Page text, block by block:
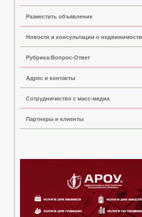
Разместить объявление
Новости и консультации о недвижимости
Рубрика:Вопрос-Ответ
Адрес и контакты
Сoтрудничество с масс-медиа
Партнеры и клиенты